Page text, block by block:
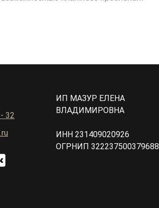
32
ИП МАЗУР ЕЛЕНА
ВЛАДИМИРОВНА
ИНН 231409020926
ОГРНИП 322237500379688